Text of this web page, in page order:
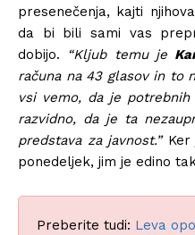
presenečenja, kajti
da bi bili sami vas
dobijo. “Kljub temu je
računa na 43 glasov in to
vsi vemo, da je
razvidno, da je ta
predstava za javnost.”Ker
ponedeljek, jim je edino
Preberite tudi: Leva